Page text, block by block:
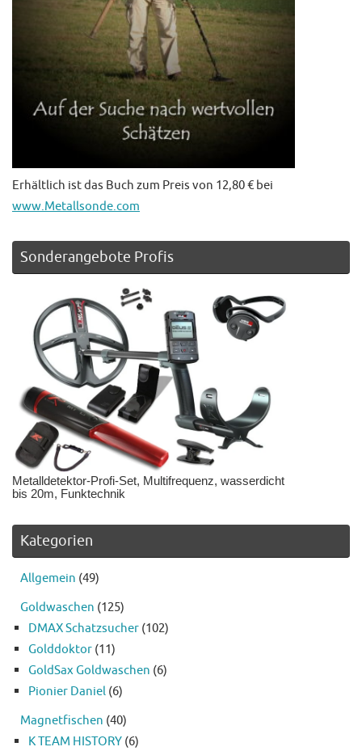
Erhältlich ist das Buch zum Preis von 12,80 € bei
www.Metallsonde.com
Sonderangebote Profis
Metalldetektor-Profi-Set, Multifrequenz, wasserdicht
bis 20m, Funktechnik
Kategorien
Allgemein (49)
Goldwaschen (125)
DMAX Schatzsucher (102)
Golddoktor (11)
GoldSax Goldwaschen (6)
Pionier Daniel (6)
Magnetfischen (40)
K TEAM HISTORY (6)